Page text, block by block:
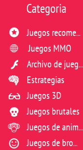
Categoria
Juegos recomendados
Juegos MMO
Archivo de juegos flash
Estrategias
Juegos 3D
Juegos brutales
Juegos de animales
Juegos de broma